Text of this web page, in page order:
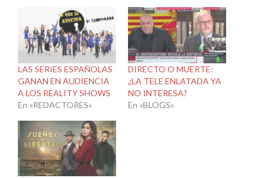
LAS SERIES ESPAÑOLAS
GANAN EN AUDIENCIA
A LOS REALITY SHOWS
En «REDACTORES»
DIRECTO O MUERTE:
¿LA TELE ENLATADA YA
NO INTERESA?
En «BLOGS»